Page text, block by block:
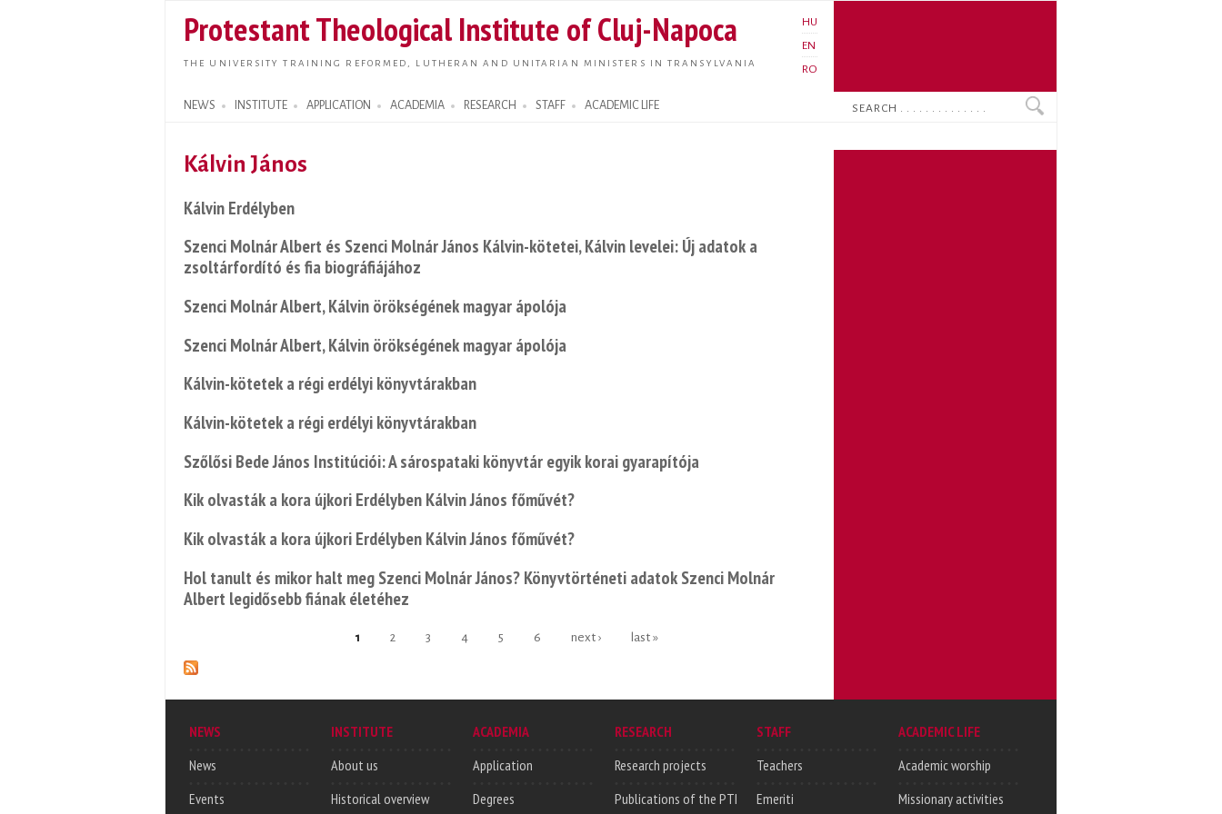
main
content
Protestant Theological Institute of Cluj-Napoca
THE UNIVERSITY TRAINING REFORMED, LUTHERAN AND UNITARIAN MINISTERS IN TRANSYLVANIA
HU
EN
RO
NEWS INSTITUTE APPLICATION ACADEMIA RESEARCH STAFF ACADEMIC LIFE
Search form
Search
Kálvin János
Kálvin Erdélyben
Szenci Molnár Albert és Szenci Molnár János Kálvin-kötetei, Kálvin levelei: Új adatok a
zsoltárfordító és fia biográfiájához
Szenci Molnár Albert, Kálvin örökségének magyar ápolója
Szenci Molnár Albert, Kálvin örökségének magyar ápolója
Kálvin-kötetek a régi erdélyi könyvtárakban
Kálvin-kötetek a régi erdélyi könyvtárakban
Szőlősi Bede János Institúciói: A sárospataki könyvtár egyik korai gyarapítója
Kik olvasták a kora újkori Erdélyben Kálvin János főművét?
Kik olvasták a kora újkori Erdélyben Kálvin János főművét?
Hol tanult és mikor halt meg Szenci Molnár János? Könyvtörténeti adatok Szenci Molnár
Albert legidősebb fiának életéhez
1 2 3 4 5 6 next › last »
NEWS
News
Events
INSTITUTE
About us
Historical overview
ACADEMIA
Application
Degrees
RESEARCH
Research projects
Publications of the PTI
STAFF
Teachers
Emeriti
ACADEMIC LIFE
Academic worship
Missionary activities